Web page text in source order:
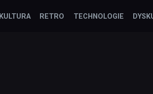
KULTURA RETRO TECHNOLOGIE